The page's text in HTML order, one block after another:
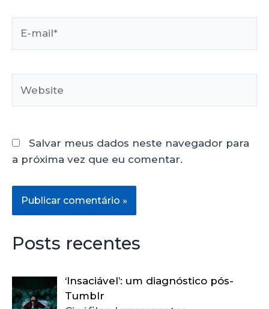
Salvar meus dados neste navegador para
a próxima vez que eu comentar.
Posts recentes
‘Insaciável’: um diagnóstico pós-
Tumblr